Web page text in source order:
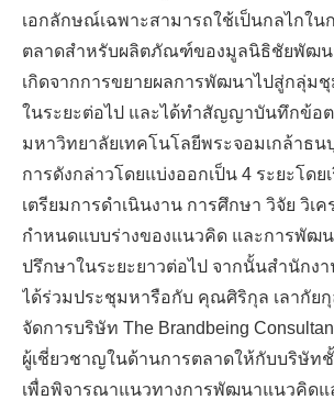
เอกลักษณ์เฉพาะสามารถใช้เป็นกลไกใ
ตลาดสำหรับผลิตภัณฑ์ของมูลนิธิชัยพัฒ
เกิดจากการขยายผลการพัฒนาไปสู่กลุ่ม
ในระยะต่อไป และได้ทำสัญญาบันทึกข้อต
มหาวิทยาลัยเทคโนโลยีพระจอมเกล้าธน
การดังกล่าวโดยแบ่งออกเป็น 4 ระยะโด
เตรียมการดำเนินงาน การศึกษา วิจัย วิเ
กำหนดแบบร่างของแนวคิด และการพัฒ
ปรึกษาในระยะยาวต่อไป จากนั้นสำนัก
ได้ร่วมประชุมหารือกับ คุณศิริกุล เลากัย
จัดการบริษัท The Brandbeing
ผู้เชี่ยวชาญในด้านการตลาดให้กับบริษัท
เพื่อพิจารณาแนวทางการพัฒนาแนวคิด